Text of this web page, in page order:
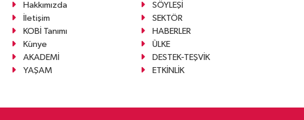
Hakkımızda
SÖYLEŞİ
İletişim
SEKTÖR
KOBİ Tanımı
HABERLER
Künye
ÜLKE
AKADEMİ
DESTEK-TEŞVİK
YAŞAM
ETKİNLİK